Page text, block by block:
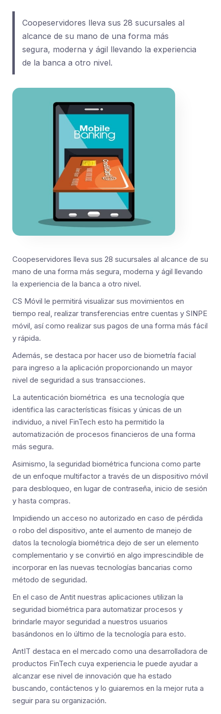
Coopeservidores lleva sus 28 sucursales al
alcance de su mano de una forma más
segura, moderna y ágil llevando la experiencia
de la banca a otro nivel.
Coopeservidores lleva sus 28 sucursales al alcance de su
mano de una forma más segura, moderna y ágil llevando
la experiencia de la banca a otro nivel.
CS Móvil le permitirá visualizar sus movimientos en
tiempo real, realizar transferencias entre cuentas y SINPE
móvil, así como realizar sus pagos de una forma más fácil
y rápida.
Además, se destaca por hacer uso de biometría facial
para ingreso a la aplicación proporcionando un mayor
nivel de seguridad a sus transacciones.
La autenticación biométrica es una tecnología que
identifica las características físicas y únicas de un
individuo, a nivel FinTech esto ha permitido la
automatización de procesos financieros de una forma
más segura.
Asimismo, la seguridad biométrica funciona como parte
de un enfoque multifactor a través de un dispositivo móvil
para desbloqueo, en lugar de contraseña, inicio de sesión
y hasta compras.
Impidiendo un acceso no autorizado en caso de pérdida
o robo del dispositivo, ante el aumento de manejo de
datos la tecnología biométrica dejo de ser un elemento
complementario y se convirtió en algo imprescindible de
incorporar en las nuevas tecnologías bancarias como
método de seguridad.
En el caso de Antit nuestras aplicaciones utilizan la
seguridad biométrica para automatizar procesos y
brindarle mayor seguridad a nuestros usuarios
basándonos en lo último de la tecnología para esto.
AntIT destaca en el mercado como una desarrolladora de
productos FinTech cuya experiencia le puede ayudar a
alcanzar ese nivel de innovación que ha estado
buscando, contáctenos y lo guiaremos en la mejor ruta a
seguir para su organización.